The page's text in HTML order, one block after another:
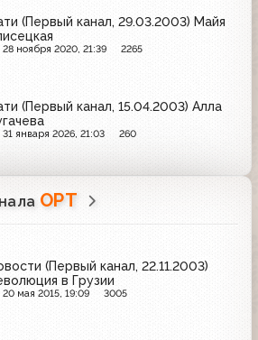
(Первый канал, 29.03.2003) Майя
28 ноября 2020, 21:39 2265
(Первый канал, 15.04.2003) Алла
31 января 2026, 21:03 260
ОРТ
(Первый канал, 22.11.2003)
в Грузии
20 мая 2015, 19:09 3005